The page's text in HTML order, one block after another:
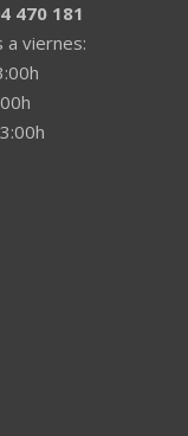
470 181
a viernes: